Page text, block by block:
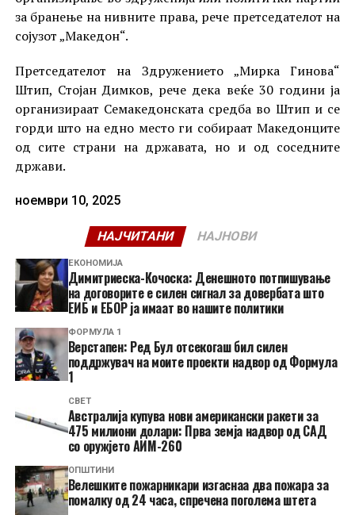
за бранење на нивните права, рече претседателот на
сојузот „Македон“.
Претседателот на Здружението „Мирка Гинова“
Штип, Стојан Димков, рече дека веќе 30 години ја
организираат Семакедонската средба во Штип и се
горди што на едно место ги собираат Македонците
од сите страни на државата, но и од соседните
држави.
ноември 10, 2025
НАЈЧИТАНИ НАЈНОВИ
ЕКОНОМИЈА
Димитриеска-Кочоска: Денешното потпишување
на договорите е силен сигнал за довербата што
ЕИБ и ЕБОР ја имаат во нашите политики
ФОРМУЛА 1
Верстапен: Ред Бул отсекогаш бил силен
поддржувач на моите проекти надвор од Формула
1
СВЕТ
Австралија купува нови американски ракети за
475 милиони долари: Прва земја надвор од САД
со оружјето АИМ-260
ОПШТИНИ
Велешките пожарникари изгаснаа два пожара за
помалку од 24 часа, спречена поголема штета